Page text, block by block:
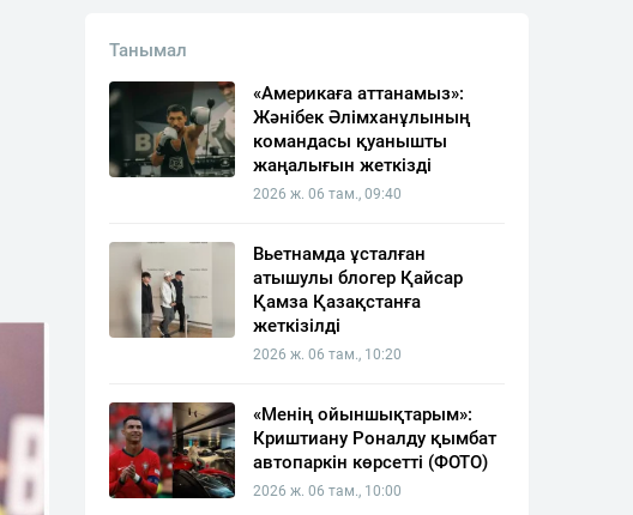
Танымал
«Америкаға аттанамыз»:
Жәнібек Әлімханұлының
командасы қуанышты
жаңалығын жеткізді
2026 ж. 06 там., 09:40
Вьетнамда ұсталған
атышулы блогер Қайсар
Қамза Қазақстанға
жеткізілді
2026 ж. 06 там., 10:20
«Менің ойыншықтарым»:
Криштиану Роналду қымбат
автопаркін көрсетті (ФОТО)
2026 ж. 06 там., 10:00